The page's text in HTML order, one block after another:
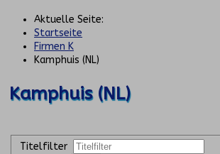
Aktuelle Seite:
Startseite
Firmen K
Kamphuis (NL)
Kamphuis (NL)
Titelfilter